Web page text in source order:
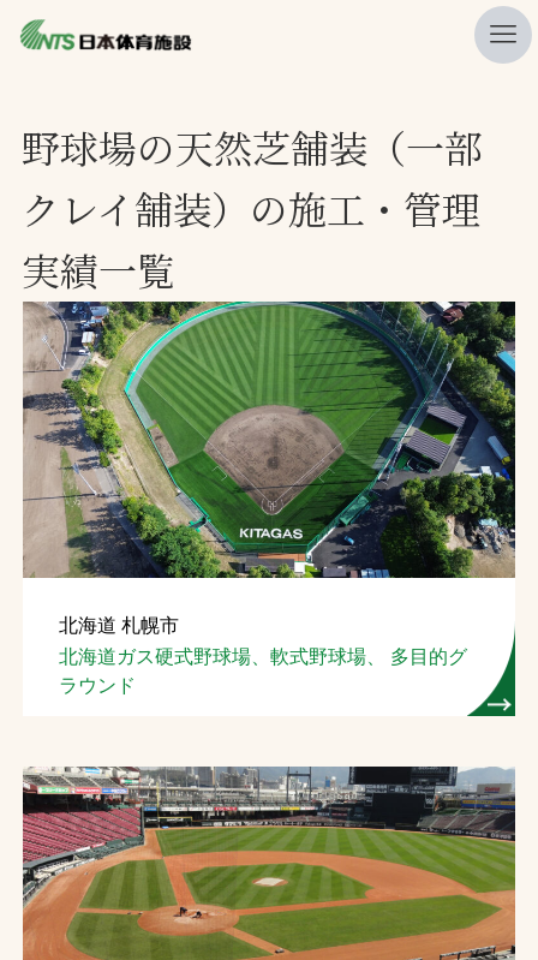
ニュース
プレスリリース
レポート
製品・サービス一覧
施工・管理実績一覧
会社概要
採用情報
検索
お問合せ
お取引先の皆様へ
野球場の天然芝舗装（一部
クレイ舗装）の施工・管理
実績一覧
北海道 札幌市
北海道ガス硬式野球場、軟式野球場、 多目的グ
ラウンド